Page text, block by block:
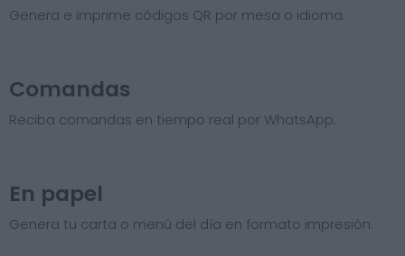
Genera e imprime códigos QR por mesa o idioma.
Comandas
Reciba comandas en tiempo real por WhatsApp.
En papel
Genera tu carta o menú del día en formato impresión.